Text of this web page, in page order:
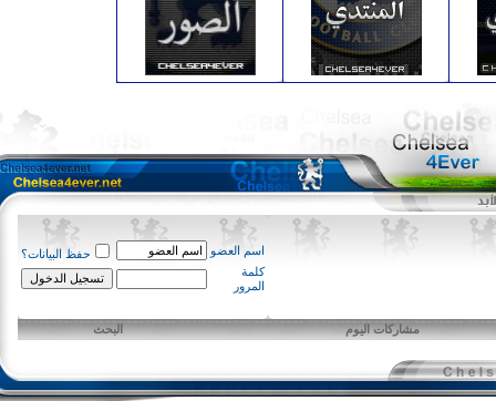
اسم العضو
حفظ البيانات؟
كلمة
المرور
مشاركات اليوم البحث